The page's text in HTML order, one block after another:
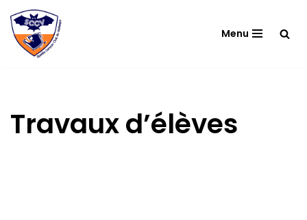
Aller
au
Menu
Travaux d’élèves